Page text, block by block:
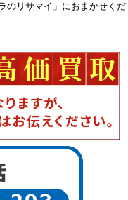
のリサマイ」におまかせくだ